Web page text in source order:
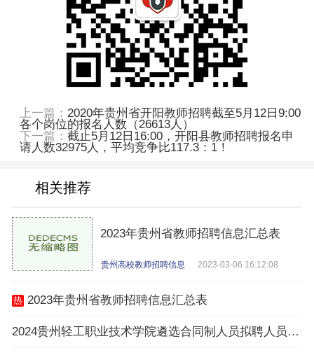
上一篇： 2020年贵州省开阳教师招聘截至5月12日9:00
各个岗位的报名人数（26613人）
下一篇：截止5月12日16:00，开阳县教师招聘报名申
请人数32975人，平均竞争比117.3：1！
相关推荐
2023年贵州省教师招聘信息汇总表
贵州高校教师招聘信息 2023-03-06 16:12:08
2023年贵州省教师招聘信息汇总表
2024贵州轻工职业技术学院遴选合同制人员拟聘人员公示